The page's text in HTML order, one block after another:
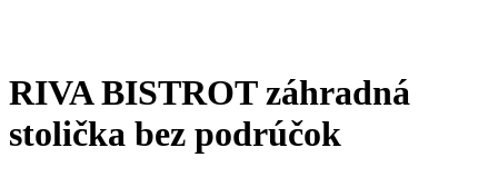
RIVA BISTROT záhradná
stolička bez podrúčok